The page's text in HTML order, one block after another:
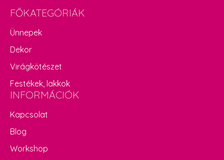
FŐKATEGÓRIÁK
Ünnepek
Dekor
Virágkötészet
Festékek, lakkok
INFORMÁCIÓK
Kapcsolat
Blog
Workshop